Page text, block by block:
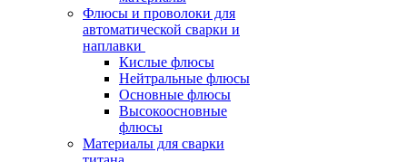
Флюсы и проволоки для
автоматической сварки и
наплавки
Кислые флюсы
Нейтральные флюсы
Основные флюсы
Высокоосновные
флюсы
Материалы для сварки